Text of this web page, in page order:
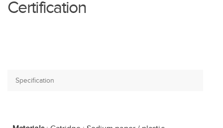
Certification